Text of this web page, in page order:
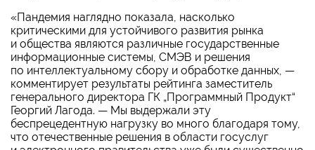
«Пандемия наглядно показала, насколько
критическими для устойчивого развития рынка
и общества являются различные государственные
информационные системы, СМЭВ и решения
по интеллектуальному сбору и обработке данных, —
комментирует результаты рейтинга заместитель
генерального директора ГК „Программный Продукт“
Георгий Лагода. — Мы выдержали эту
беспрецедентную нагрузку во много благодаря тому,
что отечественные решения в области госуслуг